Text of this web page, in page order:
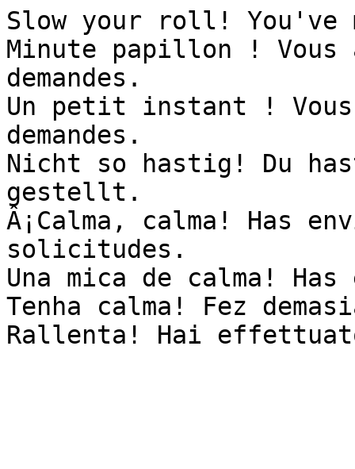
Slow your roll! You've
Minute papillon ! Vous
demandes.
Un petit instant !
demandes.
Nicht so hastig! Du
gestellt.
Â¡Calma, calma! Has
solicitudes.
Una mica de calma!
Tenha calma! Fez
Rallenta! Hai